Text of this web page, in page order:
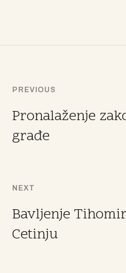
PREVIOUS
Pronalaženje
građe
NEXT
Bavljenje
Cetinju